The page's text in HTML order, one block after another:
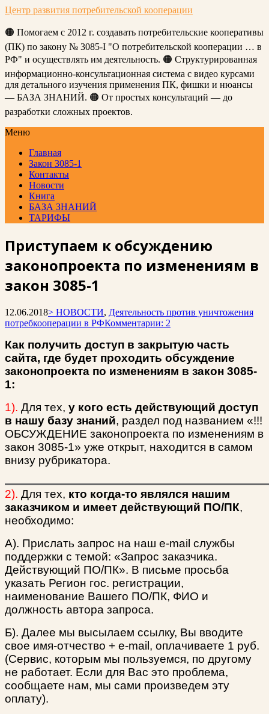
Центр развития потребительской кооперации
🟠 Помогаем с 2012 г. создавать потребительские кооперативы
(ПК) по закону № 3085-I "О потребительской кооперации … в
РФ" и осуществлять им деятельность. 🟠 Структурированная
информационно-консультационная система с видео курсами
для детального изучения применения ПК, фишки и нюансы
— БАЗА ЗНАНИЙ. 🟠 От простых консультаций — до
разработки сложных проектов.
Меню
Главная
Закон 3085-1
Контакты
Новости
Книга
БАЗА ЗНАНИЙ
ТАРИФЫ
Приступаем к обсуждению
законопроекта по изменениям в
закон 3085-1
12.06.2018> НОВОСТИ, Деятельность против уничтожения
потребкооперации в РФКомментарии: 2
Как получить доступ в закрытую часть
сайта, где будет проходить обсуждение
законопроекта по изменениям в закон 3085-
1:
1). Для тех, у кого есть действующий доступ
в нашу базу знаний, раздел под названием «!!!
ОБСУЖДЕНИЕ законопроекта по изменениям в
закон 3085-1» уже открыт, находится в самом
внизу рубрикатора.
2). Для тех, кто когда-то являлся нашим
заказчиком и имеет действующий ПО/ПК,
необходимо:
А). Прислать запрос на наш e-mail службы
поддержки с темой: «Запрос заказчика.
Действующий ПО/ПК». В письме просьба
указать Регион гос. регистрации,
наименование Вашего ПО/ПК, ФИО и
должность автора запроса.
Б). Далее мы высылаем ссылку, Вы вводите
свое имя-отчество + e-mail, оплачиваете 1 руб.
(Сервис, которым мы пользуемся, по другому
не работает. Если для Вас это проблема,
сообщаете нам, мы сами произведем эту
оплату).